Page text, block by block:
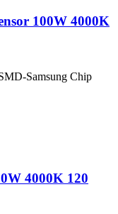
100W 4000K
Samsung Chip
4000K 120